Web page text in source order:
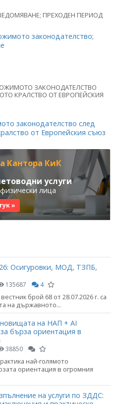
ПРЕХОДЕН ПЕРИОД
законодателство;
ЗАКОНОДАТЕЛСТВО
КРАЛСТВО ОТ ЕВРОПЕЙСКИЯ
законодателство след
от Европейския съюз
Кантора КиК
услуги
лица
»
Осигуровки, МОД, ТЗПБ,
135687 4
брой 68 от 28.07.2026 г. са
на държавното...
на НАП + AI
бърза ориентация в
38850
най-голямото
ориентация в огромния
на услуги по ЗДДС: